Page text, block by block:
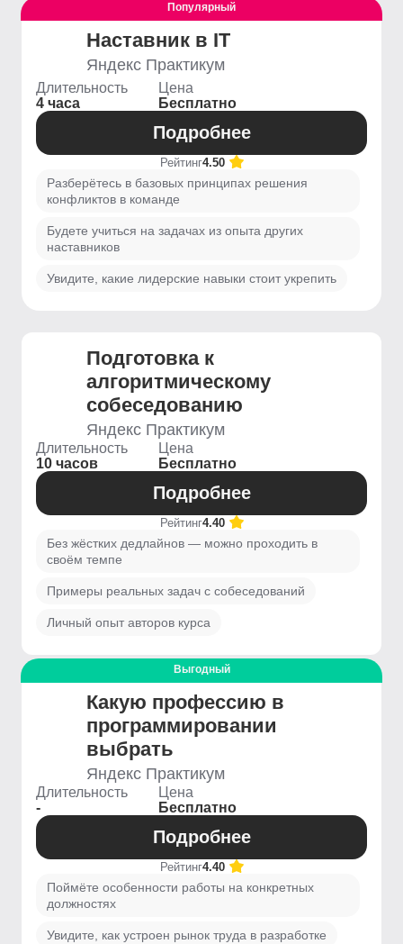
Популярный
Наставник в IT
Яндекс Практикум
Длительность
4 часа
Цена
Бесплатно
Подробнее
Рейтинг4.50
Разберётесь в базовых принципах решения
конфликтов в команде
Будете учиться на задачах из опыта других
наставников
Увидите, какие лидерские навыки стоит укрепить
Подготовка к
алгоритмическому
собеседованию
Яндекс Практикум
Длительность
10 часов
Цена
Бесплатно
Подробнее
Рейтинг4.40
Без жёстких дедлайнов — можно проходить в
своём темпе
Примеры реальных задач с собеседований
Личный опыт авторов курса
Выгодный
Какую профессию в
программировании
выбрать
Яндекс Практикум
Длительность
-
Цена
Бесплатно
Подробнее
Рейтинг4.40
Поймёте особенности работы на конкретных
должностях
Увидите, как устроен рынок труда в разработке